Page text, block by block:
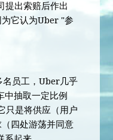
出索赔后作出
它认为Uber "参
名员工，Uber几乎
中抽取一定比例
只是将供应（用户
四处游荡并同意